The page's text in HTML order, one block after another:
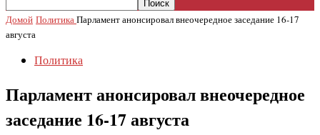
Домой ПолитикаПарламент анонсировал внеочередное заседание 16-17
августа
Политика
Парламент анонсировал внеочередное
заседание 16-17 августа